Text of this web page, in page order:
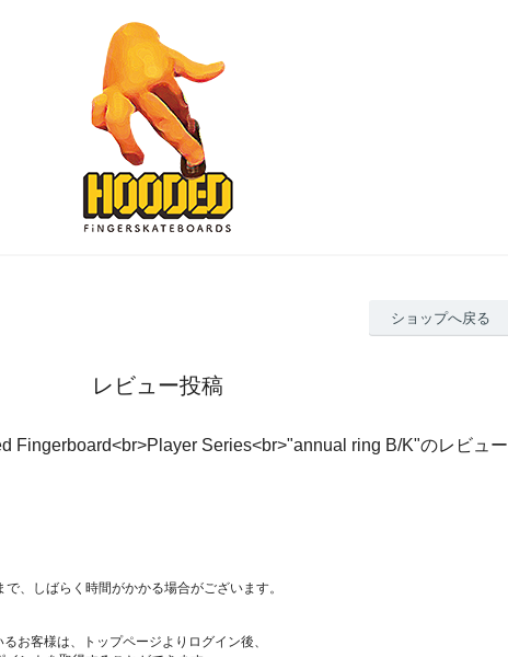
ショップへ戻る
レビュー投稿
Fingerboard<br>Player Series<br>"annual ring B/K"のレビュー
、しばらく時間がかかる場合がございます。
お客様は、トップページよりログイン後、